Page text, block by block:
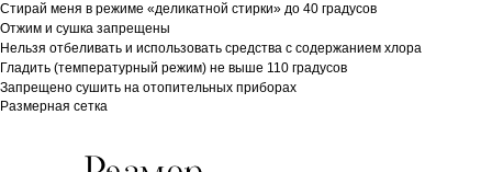
Стирай меня в режиме «деликатной стирки» до 40 градусов
Отжим и сушка запрещены
Нельзя отбеливать и использовать средства с содержанием хлора
Гладить (температурный режим) не выше 110 градусов
Запрещено сушить на отопительных приборах
Размерная сетка